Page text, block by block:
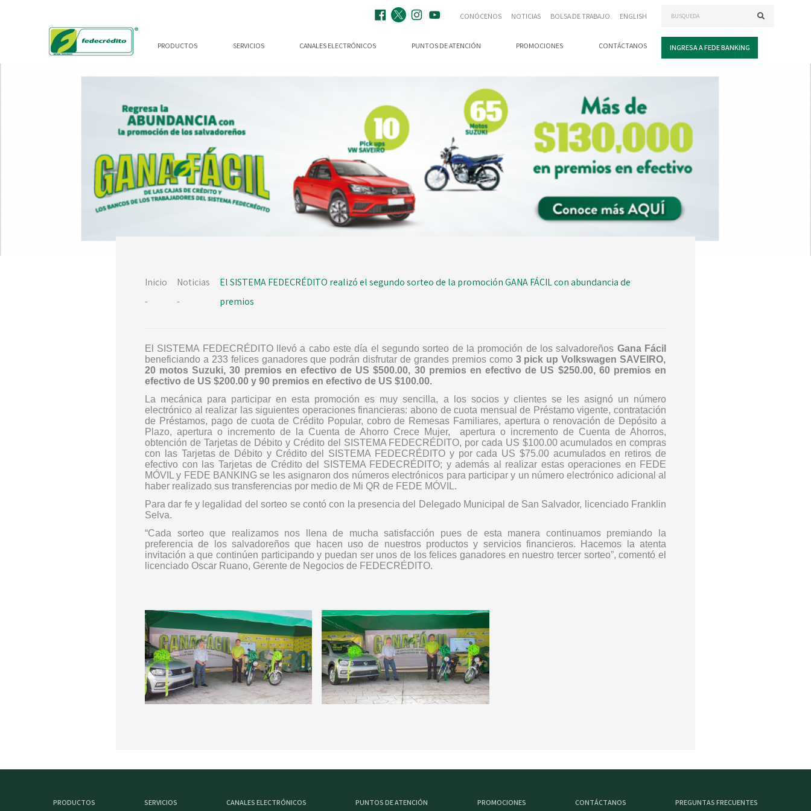
CONÓCENOS NOTICIAS BOLSA DE TRABAJO ENGLISH
PRODUCTOS SERVICIOS CANALES ELECTRÓNICOS PUNTOS DE ATENCIÓN PROMOCIONES CONTÁCTANOS INGRESA A FEDE BANKING
Inicio
-
Noticias
-
El SISTEMA FEDECRÉDITO realizó el segundo sorteo de la promoción GANA FÁCIL con abundancia de
premios
El SISTEMA FEDECRÉDITOllevó a cabo este día el segundo sorteo de la promoción de los salvadoreños Gana Fácil
beneficiando a 233 felices ganadores que podrán disfrutar de grandes premios como 3 pick up Volkswagen SAVEIRO,
20 motos Suzuki, 30 premios en efectivo de US $500.00, 30 premios en efectivo de US $250.00, 60 premios en
efectivo de US $200.00 y 90 premios en efectivo de US $100.00.
La mecánica para participar en esta promoción es muy sencilla, a los socios y clientes se les asignó un número
electrónico al realizar las siguientes operaciones financieras: abono de cuota mensual de Préstamo vigente, contratación
de Préstamos, pago de cuota de Crédito Popular, cobro de Remesas Familiares, apertura o renovación de Depósito a
Plazo, apertura o incremento de la Cuenta de Ahorro Crece Mujer,
apertura o incremento de Cuenta de Ahorros,
obtención de Tarjetas de Débito y Crédito del SISTEMA FEDECRÉDITO, por cada US $100.00 acumulados en compras
con las Tarjetas de Débito y Crédito del SISTEMA FEDECRÉDITO y por cada US $75.00 acumulados en retiros de
efectivo con las Tarjetas de Crédito del SISTEMA FEDECRÉDITO; y además al realizar estas operaciones en FEDE
MÓVIL y FEDE BANKING se les asignaron dos números electrónicos para participar y un número electrónico adicional al
haber realizado sus transferencias por medio de Mi QR de FEDE MÓVIL.
Para dar fe y legalidad del sorteo se contó con la presencia del Delegado Municipal de San Salvador, licenciado Franklin
Selva.
“Cada sorteo que realizamos nos llena de mucha satisfacción pues de esta manera continuamos premiando la
preferencia de los salvadoreños que hacen uso de nuestros productos y servicios financieros. Hacemos la atenta
invitación a que continúen participando y puedan ser unos de los felices ganadores en nuestro tercer sorteo”, comentó el
licenciado Oscar Ruano, Gerente de Negocios de FEDECRÉDITO.
PRODUCTOS SERVICIOS CANALES ELECTRÓNICOS PUNTOS DE ATENCIÓN PROMOCIONES CONTÁCTANOS PREGUNTAS FRECUENTES